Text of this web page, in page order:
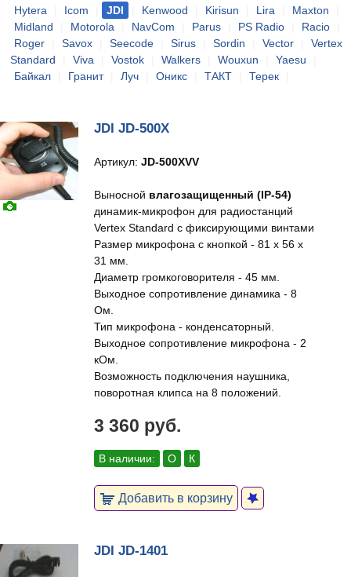
Hytera
Icom JDI Kenwood Kirisun Lira Maxton
Midland
Motorola NavCom Parus PS Radio Racio
Roger
Savox Seecode Sirus Sordin Vector
Vertex
Standard
Viva Vostok Walkers Wouxun Yaesu
Байкал
Гранит Луч Оникс ТАКТ Терек
JDI JD-500X
Артикул: JD-500XVV
Выносной влагозащищенный (IP-54)
динамик-микрофон для радиостанций
Vertex Standard с фиксирующими винтами
Размер микрофона с кнопкой - 81 х 56 х
31 мм.
Диаметр громкоговорителя - 45 мм.
Выходное сопротивление динамика - 8
Ом.
Тип микрофона - конденсаторный.
Выходное сопротивление микрофона - 2
кОм.
Возможность подключения наушника,
поворотная клипса на 8 положений.
3 360 руб.
В наличии: О К
Добавить в корзину
JDI JD-1401